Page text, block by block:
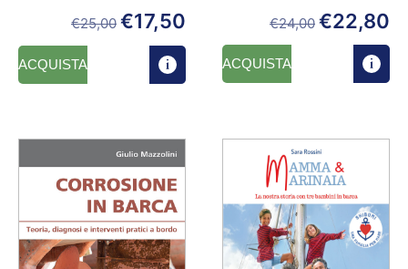
€25,00 €17,50
ACQUISTA
€24,00 €22,80
ACQUISTA